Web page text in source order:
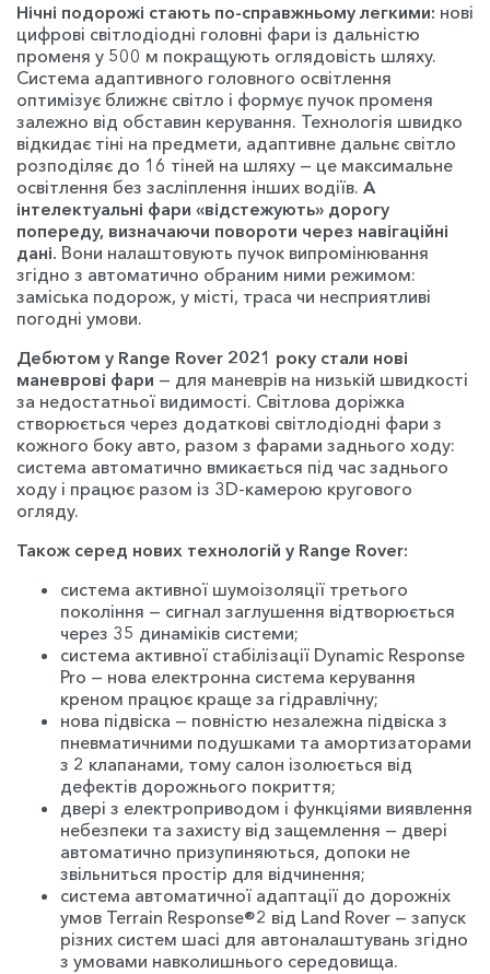
Нічні подорожі стають по-справжньому легкими: нові
цифрові світлодіодні головні фари із дальністю
променя у 500 м покращують оглядовість шляху.
Система адаптивного головного освітлення
оптимізує ближнє світло і формує пучок променя
залежно від обставин керування. Технологія швидко
відкидає тіні на предмети, адаптивне дальнє світло
розподіляє до 16 тіней на шляху — це максимальне
освітлення без засліплення інших водіїв. А
інтелектуальні фари «відстежують» дорогу
попереду, визначаючи повороти через навігаційні
дані. Вони налаштовують пучок випромінювання
згідно з автоматично обраним ними режимом:
заміська подорож, у місті, траса чи несприятливі
погодні умови.
Дебютом у Range Rover 2021 року стали нові
маневрові фари — для маневрів на низькій швидкості
за недостатньої видимості. Світлова доріжка
створюється через додаткові світлодіодні фари з
кожного боку авто, разом з фарами заднього ходу:
система автоматично вмикається під час заднього
ходу і працює разом із 3D-камерою кругового
огляду.
Також серед нових технологій у Range Rover:
система активної шумоізоляції третього
покоління — сигнал заглушення відтворюється
через 35 динаміків системи;
система активної стабілізації Dynamic Response
Pro — нова електронна система керування
креном працює краще за гідравлічну;
нова підвіска — повністю незалежна підвіска з
пневматичними подушками та амортизаторами
з 2 клапанами, тому салон ізолюється від
дефектів дорожнього покриття;
двері з електроприводом і функціями виявлення
небезпеки та захисту від защемлення — двері
автоматично призупиняються, допоки не
звільниться простір для відчинення;
система автоматичної адаптації до дорожніх
умов Terrain Response®2 від Land Rover — запуск
різних систем шасі для автоналаштувань згідно
з умовами навколишнього середовища.